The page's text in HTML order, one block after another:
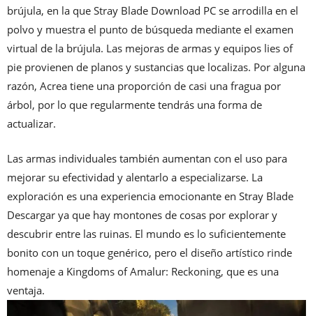
brújula, en la que Stray Blade Download PC se arrodilla en el
polvo y muestra el punto de búsqueda mediante el examen
virtual de la brújula. Las mejoras de armas y equipos lies of
pie provienen de planos y sustancias que localizas. Por alguna
razón, Acrea tiene una proporción de casi una fragua por
árbol, por lo que regularmente tendrás una forma de
actualizar.
Las armas individuales también aumentan con el uso para
mejorar su efectividad y alentarlo a especializarse. La
exploración es una experiencia emocionante en Stray Blade
Descargar ya que hay montones de cosas por explorar y
descubrir entre las ruinas. El mundo es lo suficientemente
bonito con un toque genérico, pero el diseño artístico rinde
homenaje a Kingdoms of Amalur: Reckoning, que es una
ventaja.